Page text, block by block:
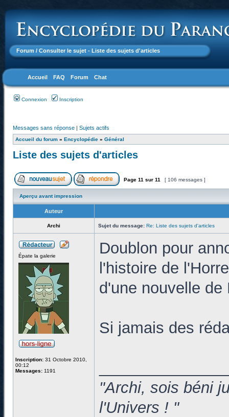
Forum / Consulter le sujet - Liste des sujets d'articles
Accueil FAQ Forum Chat
Connexion Inscription
Messages sans réponse | Sujets actifs
Accueil du forum » Encyclopédie » Général
Liste des sujets d'articles
Page 11 sur 11 [ 106 messages ]
Aperçu avant impression
Auteur
Archi Sujet du message: Re: Liste des sujets d'articles
Épate la galerie
Inscription: 31 Octobre 2010,
00:12
Messages: 1191
Doublon pour
l'histoire de
d'une nouvelle de
Si jamais des
"Archi, sois béni
l'Univers ! "